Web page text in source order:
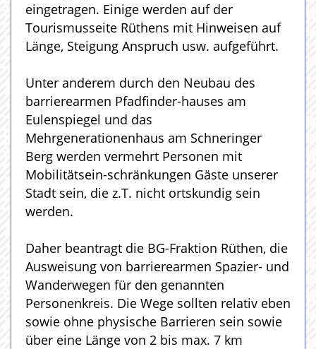
eingetragen. Einige werden auf der
Tourismusseite Rüthens mit Hinweisen auf
Länge, Steigung Anspruch usw. aufgeführt.
Unter anderem durch den Neubau des
barrierearmen Pfadfinder-hauses am
Eulenspiegel und das
Mehrgenerationenhaus am Schneringer
Berg werden vermehrt Personen mit
Mobilitätsein-schränkungen Gäste unserer
Stadt sein, die z.T. nicht ortskundig sein
werden.
Daher beantragt die BG-Fraktion Rüthen, die
Ausweisung von barrierearmen Spazier- und
Wanderwegen für den genannten
Personenkreis. Die Wege sollten relativ eben
sowie ohne physische Barrieren sein sowie
über eine Länge von 2 bis max. 7 km